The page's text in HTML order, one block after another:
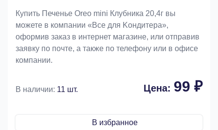
Купить Печенье Oreo mini Клубника 20,4г вы
можете в компании «Bce для Koндитeрa»,
оформив заказ в интернет магазине, или отправив
заявку по почте, а также по телефону или в офисе
компании.
В наличии: 11 шт. Цена: 99 ₽
В избранное